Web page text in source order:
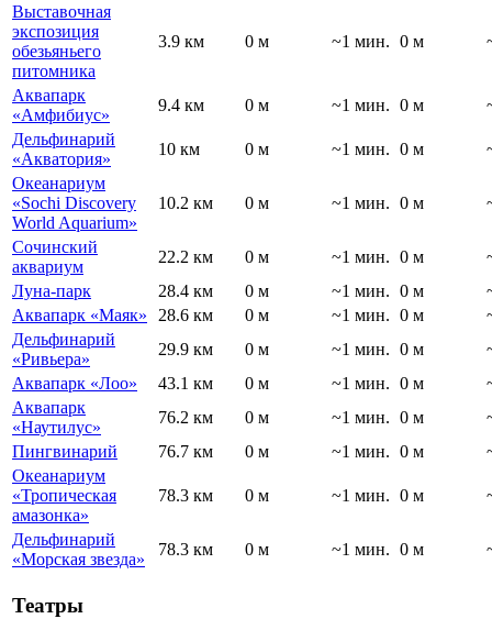
Выставочная
экспозиция
обезьяньего
питомника
3.9 км 0 м ~1 мин. 0 м
Аквапарк
«Амфибиус»
9.4 км 0 м ~1 мин. 0 м
Дельфинарий
«Акватория»
10 км 0 м ~1 мин. 0 м
Океанариум
«Sochi Discovery
World Aquarium»
10.2 км 0 м ~1 мин. 0 м
Сочинский
аквариум
22.2 км 0 м ~1 мин. 0 м
Луна-парк
28.4 км 0 м ~1 мин. 0 м
Аквапарк «Маяк»
28.6 км 0 м ~1 мин. 0 м
Дельфинарий
«Ривьера»
29.9 км 0 м ~1 мин. 0 м
Аквапарк «Лоо»
43.1 км 0 м ~1 мин. 0 м
Аквапарк
«Наутилус»
76.2 км 0 м ~1 мин. 0 м
Пингвинарий
76.7 км 0 м ~1 мин. 0 м
Океанариум
«Тропическая
амазонка»
78.3 км 0 м ~1 мин. 0 м
Дельфинарий
«Морская звезда»
78.3 км 0 м ~1 мин. 0 м
Театры